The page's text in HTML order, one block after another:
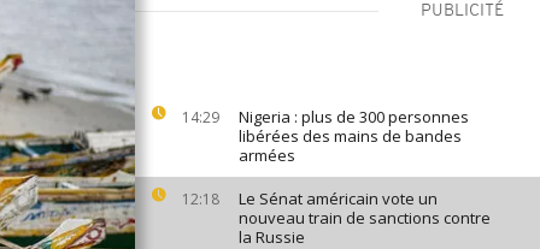
PUBLICITÉ
14:29
Nigeria : plus de 300 personnes
libérées des mains de bandes
armées
12:18
Le Sénat américain vote un
nouveau train de sanctions contre
la Russie